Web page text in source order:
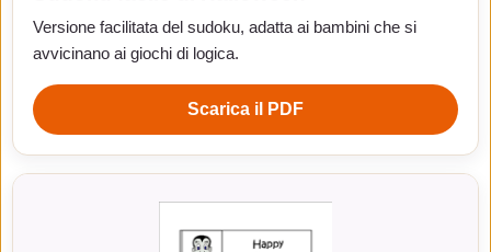
Versione facilitata del sudoku, adatta ai bambini che si
avvicinano ai giochi di logica.
Scarica il PDF